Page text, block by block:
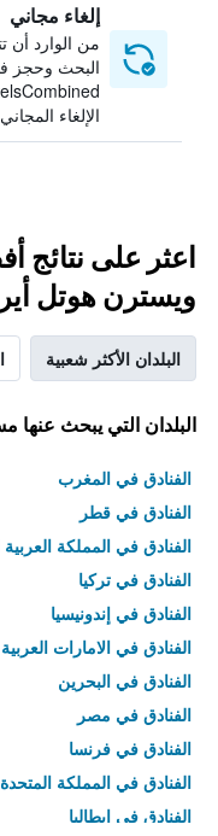
إلغاء مجاني
من الوارد أن
البحث وحجز
الإلغاء المجاني
اعثر على
ويسترن هوتل
البلدان الأكثر شعبية
البلدان التي يبحث عنها
الفنادق في المغرب
الفنادق في قطر
الفنادق في المملكة
الفنادق في تركيا
الفنادق في إندونيسيا
الفنادق في الامارات
الفنادق في البحرين
الفنادق في مصر
الفنادق في فرنسا
الفنادق في المملكة المتحدة
الفنادق في إيطاليا